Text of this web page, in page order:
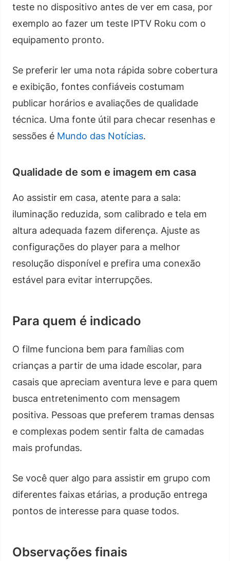
teste no dispositivo antes de ver em casa, por
exemplo ao fazer um teste IPTV Roku com o
equipamento pronto.
Se preferir ler uma nota rápida sobre cobertura
e exibição, fontes confiáveis costumam
publicar horários e avaliações de qualidade
técnica. Uma fonte útil para checar resenhas e
sessões é Mundo das Notícias.
Qualidade de som e imagem em casa
Ao assistir em casa, atente para a sala:
iluminação reduzida, som calibrado e tela em
altura adequada fazem diferença. Ajuste as
configurações do player para a melhor
resolução disponível e prefira uma conexão
estável para evitar interrupções.
Para quem é indicado
O filme funciona bem para famílias com
crianças a partir de uma idade escolar, para
casais que apreciam aventura leve e para quem
busca entretenimento com mensagem
positiva. Pessoas que preferem tramas densas
e complexas podem sentir falta de camadas
mais profundas.
Se você quer algo para assistir em grupo com
diferentes faixas etárias, a produção entrega
pontos de interesse para quase todos.
Observações finais